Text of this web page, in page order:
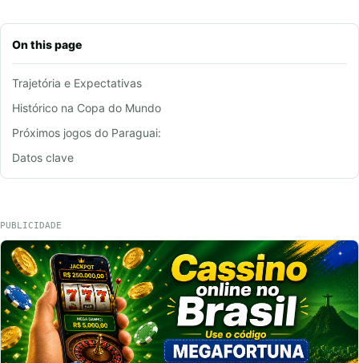
On this page
Trajetória e Expectativas
Histórico na Copa do Mundo
Próximos jogos do Paraguai:
Datos clave
PUBLICIDADE